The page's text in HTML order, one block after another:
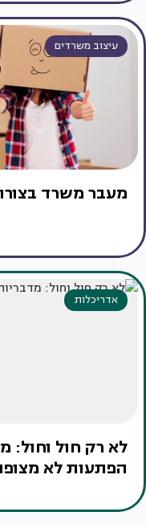
עיצוב משרדים
מעבר משרד
אדריכלות
לא רק חול וחול:
הפתעות לא